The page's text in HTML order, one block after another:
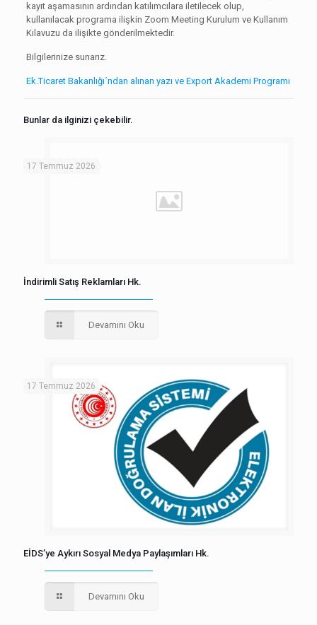
kayıt aşamasının ardından katılımcılara iletilecek olup,
kullanılacak programa ilişkin Zoom Meeting Kurulum ve Kullanım
Kılavuzu da ilişikte gönderilmektedir.
Bilgilerinize sunarız.
Ek.Ticaret Bakanlığı´ndan alınan yazı ve Export Akademi Programı
Bunlar da ilginizi çekebilir.
17 Temmuz 2026
İndirimli Satış Reklamları Hk.
Devamını Oku
17 Temmuz 2026
EİDS’ye Aykırı Sosyal Medya Paylaşımları Hk.
Devamını Oku